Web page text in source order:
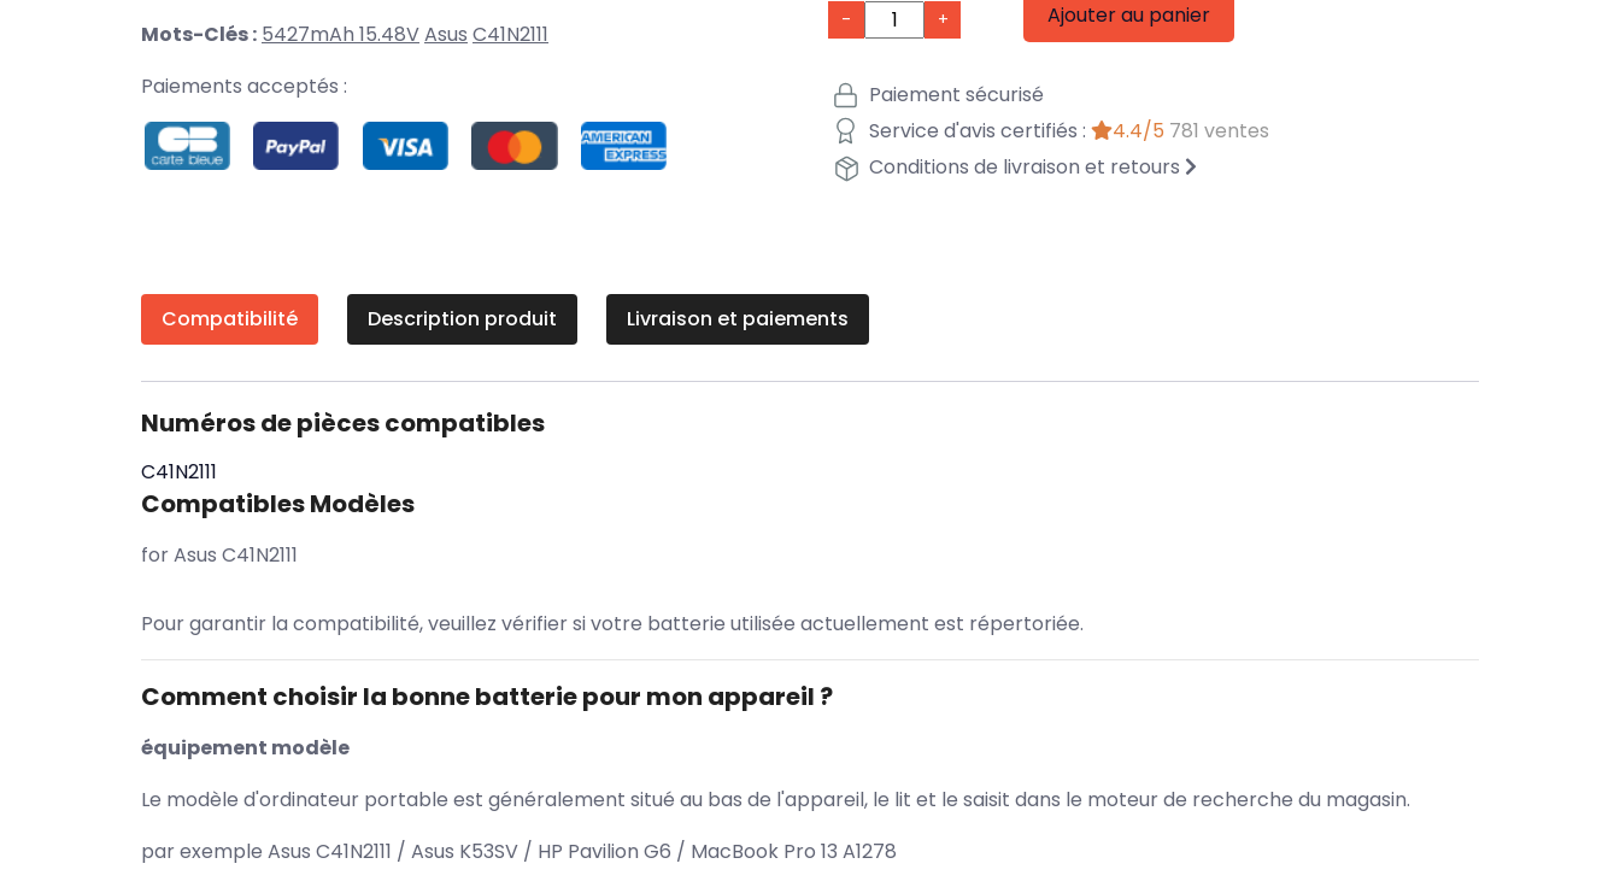
Mots-Clés : 5427mAh 15.48VAsus C41N2111
Paiements acceptés :
- + Ajouter au panier
Paiement sécurisé
Service d'avis certifiés :
4.4/5 781 ventes
Conditions de livraison et retours
Compatibilité Description produit Livraison et paiements
Numéros de pièces compatibles
C41N2111
Compatibles Modèles
for Asus C41N2111
Pour garantir la compatibilité, veuillez vérifier si votre batterie utilisée actuellement est répertoriée.
Comment choisir la bonne batterie pour mon appareil ?
équipement modèle
Le modèle d'ordinateur portable est généralement situé au bas de l'appareil, le lit et le saisit dans le moteur de recherche du magasin.
par exemple Asus C41N2111 / Asus K53SV / HP Pavilion G6 / MacBook Pro 13 A1278